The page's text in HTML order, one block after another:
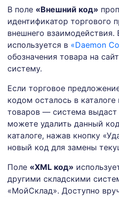
В поле «Внешний код»
идентификатор торгового
внешнего взаимодействия.
используется в «Daemon
обозначения товара на
систему.
Если торговое
кодом осталось в каталоге
товаров — система
можете удалить данный
каталоге, нажав кнопку
новый код для замены
Поле «XML код»
другими складскими
«МойСклад». Доступно